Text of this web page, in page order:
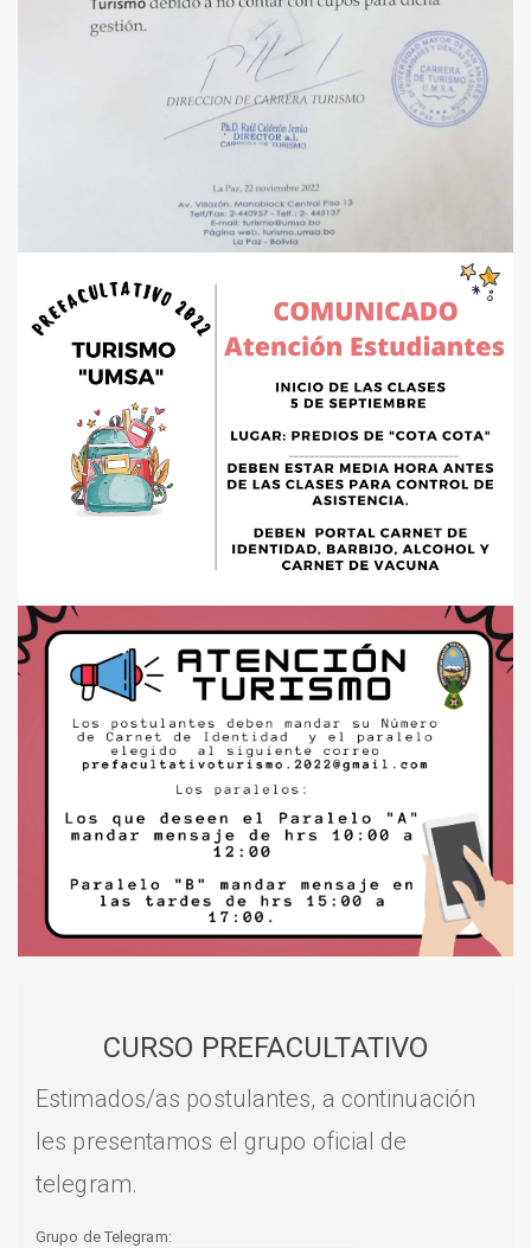
CURSO PREFACULTATIVO
Estimados/as postulantes, a continuación
les presentamos el grupo oficial de
telegram.
Grupo de Telegram: